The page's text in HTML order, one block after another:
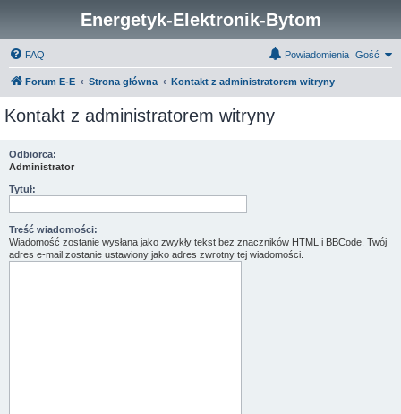
Energetyk-Elektronik-Bytom
FAQ Gość
Powiadomienia
Forum E-E Strona główna Kontakt z administratorem witryny
Kontakt z administratorem witryny
Odbiorca:
Administrator
Tytuł:
Treść wiadomości:
Wiadomość zostanie wysłana jako zwykły tekst bez znaczników HTML i BBCode. Twój
adres e-mail zostanie ustawiony jako adres zwrotny tej wiadomości.